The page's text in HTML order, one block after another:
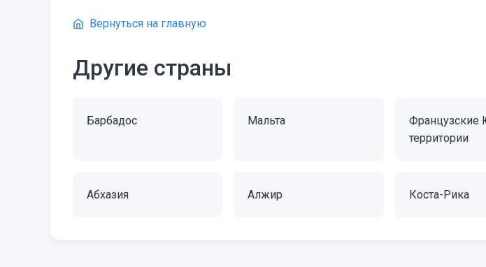
Вернуться на главную
Другие страны
Барбадос Мальта
территории
Абхазия Алжир Коста-Рика